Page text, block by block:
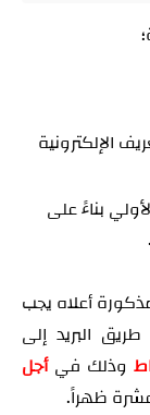
الإلكترونية
بناءً على
أعلاه يجب
البريد إلى
وذلك فيأجل
عشرة ظهراً.